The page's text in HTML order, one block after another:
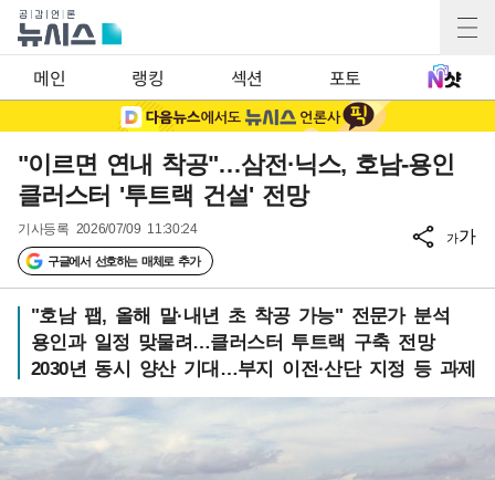
메인 랭킹 섹션 포토
"이르면 연내 착공"…삼전·닉스, 호남-용인
클러스터 '투트랙 건설' 전망
기사등록 2026/07/09 11:30:24
구글에서 선호하는 매체로 추가
가가
"호남 팹, 올해 말·내년 초 착공 가능" 전문가 분석
용인과 일정 맞물려…클러스터 투트랙 구축 전망
2030년 동시 양산 기대…부지 이전·산단 지정 등 과제